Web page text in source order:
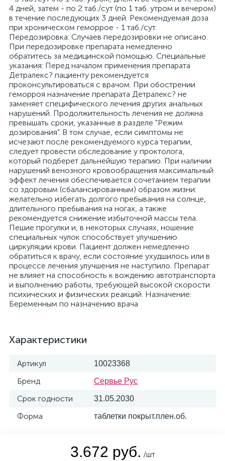
4 дней, затем - по 2 таб./сут (по 1 таб. утром и вечером)
в течение последующих 3 дней. Рекомендуемая доза
при хроническом геморрое - 1 таб./сут.
Передозировка: Случаев передозировки не описано.
При передозировке препарата немедленно
обратитесь за медицинской помощью. Специальные
указания: Перед началом применения препарата
Детралекс? пациенту рекомендуется
проконсультироваться с врачом. При обострении
геморроя назначение препарата Детралекс? не
заменяет специфического лечения других анальных
нарушений. Продолжительность лечения не должна
превышать сроки, указанные в разделе "Режим
дозирования". В том случае, если симптомы не
исчезают после рекомендуемого курса терапии,
следует провести обследование у проктолога,
который подберет дальнейшую терапию. При наличии
нарушений венозного кровообращения максимальный
эффект лечения обеспечивается сочетанием терапии
со здоровым (сбалансированным) образом жизни:
желательно избегать долгого пребывания на солнце,
длительного пребывания на ногах, а также
рекомендуется снижение избыточной массы тела.
Пешие прогулки и, в некоторых случаях, ношение
специальных чулок способствует улучшению
циркуляции крови. Пациент должен немедленно
обратиться к врачу, если состояние ухудшилось или в
процессе лечения улучшения не наступило. Препарат
не влияет на способность к вождению автотранспорта
и выполнению работы, требующей высокой скорости
психических и физических реакций. Назначение:
Беременным по назначению врача
Характеристики
Артикул 10023368
Бренд Сервье Рус
Срок годности 31.05.2030
Форма таблетки покрыт.плен.об.
3.672 руб. /шт